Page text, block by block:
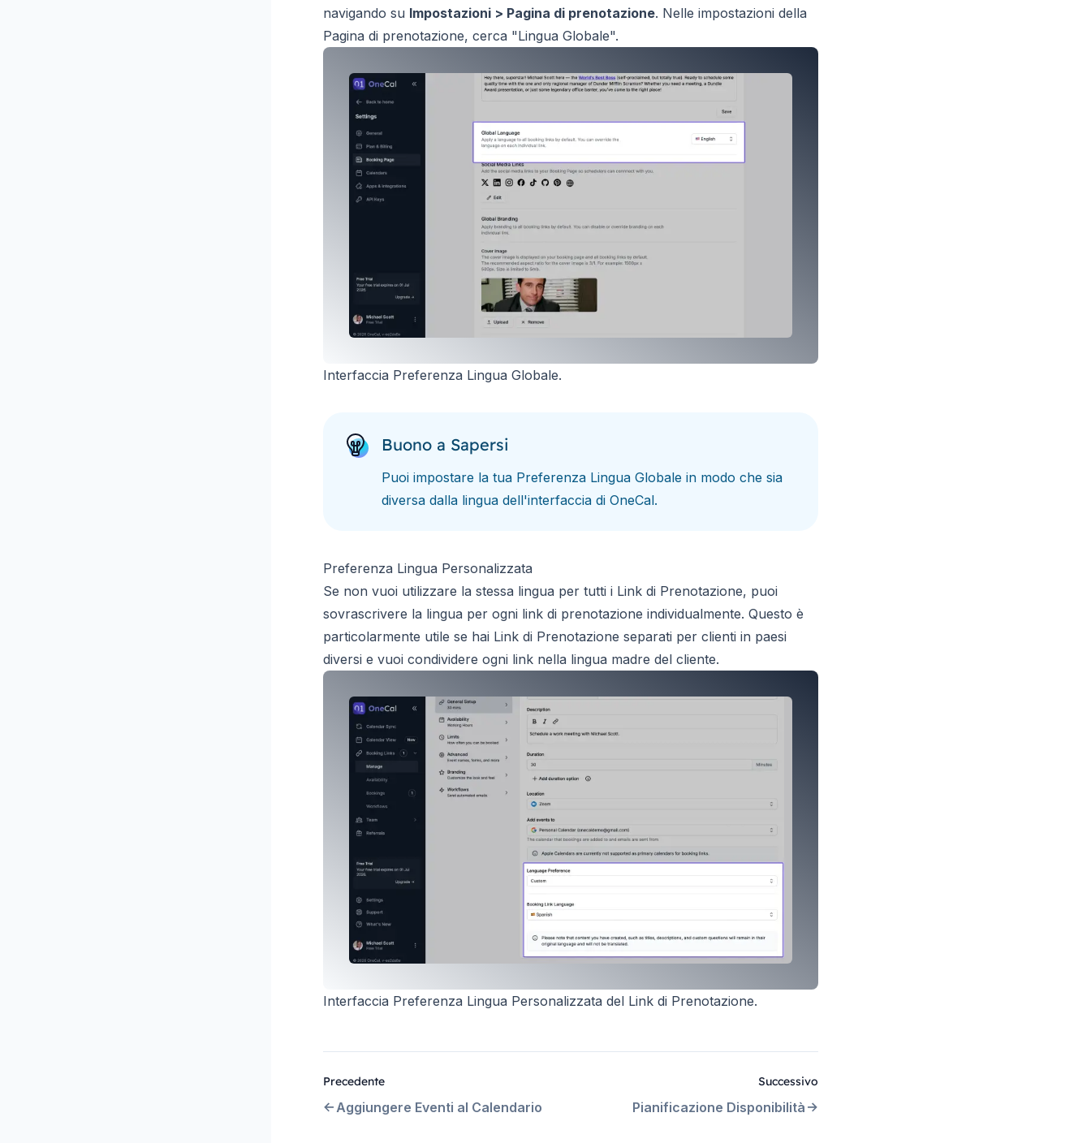
navigando su Impostazioni > Pagina di prenotazione. Nelle impostazioni della
Pagina di prenotazione, cerca "Lingua Globale".
Interfaccia Preferenza Lingua Globale.
Buono a Sapersi
Puoi impostare la tua Preferenza Lingua Globale in modo che sia
diversa dalla lingua dell'interfaccia di OneCal.
Preferenza Lingua Personalizzata
Se non vuoi utilizzare la stessa lingua per tutti i Link di Prenotazione, puoi
sovrascrivere la lingua per ogni link di prenotazione individualmente. Questo è
particolarmente utile se hai Link di Prenotazione separati per clienti in paesi
diversi e vuoi condividere ogni link nella lingua madre del cliente.
Interfaccia Preferenza Lingua Personalizzata del Link di Prenotazione.
Precedente
Aggiungere Eventi al Calendario
Successivo
Pianificazione Disponibilità